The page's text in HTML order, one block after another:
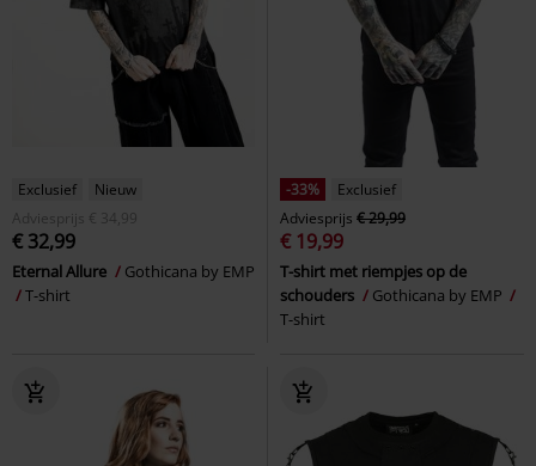
Exclusief
Nieuw
Adviesprijs
€ 34,99
€ 32,99
Eternal Allure
Gothicana by EMP
T-shirt
-33%
Exclusief
Adviesprijs € 29,99
€ 19,99
T-shirt met riempjes op de
schouders
Gothicana by EMP
T-shirt